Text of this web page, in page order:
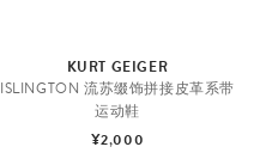
KURT GEIGER
ISLINGTON 流苏缀饰拼接皮革系带
运动鞋
¥2,000